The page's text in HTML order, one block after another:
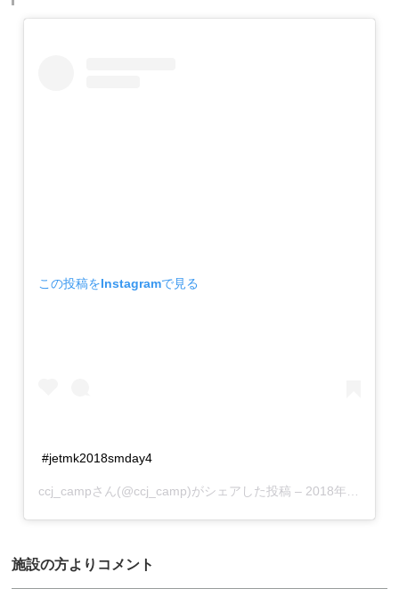
この投稿をInstagramで見る
#jetmk2018smday4
ccj_campさん(@ccj_camp)がシェアした投稿 – 2018年 7月月27日午前1時36分PDT
施設の方よりコメント